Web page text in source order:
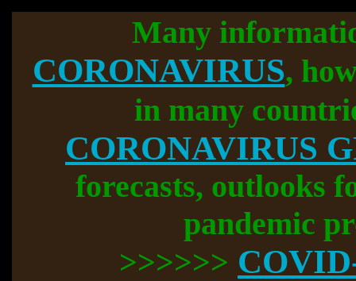
Many
CORONAVIRUS,
in many
CORONAVIRUS
forecasts, outlooks
pandemic
>>>>>>